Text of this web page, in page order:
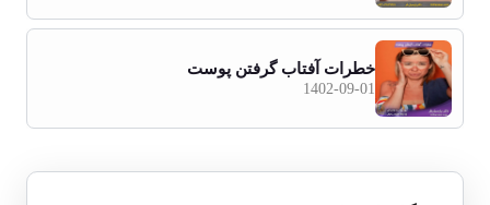
خطرات آفتاب گرفتن پوست
1402-09-01